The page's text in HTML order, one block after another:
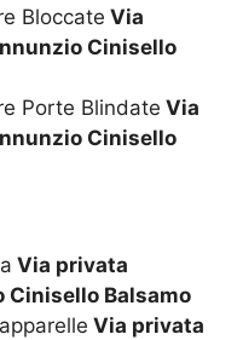
Bloccate Via
Cinisello
Porte Blindate Via
Cinisello
Via privata
Cinisello Balsamo
Via privata